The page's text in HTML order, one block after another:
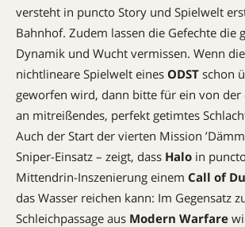
versteht in puncto Story und Spielwelt
Bahnhof. Zudem lassen die Gefechte die
Dynamik und Wucht vermissen. Wenn
nichtlineare Spielwelt eines ODST schon
geworfen wird, dann bitte für ein von der
an mitreißendes, perfekt getimtes
Auch der Start der vierten Mission
Sniper-Einsatz – zeigt, dass Halo in
Mittendrin-Inszenierung einem Call of
das Wasser reichen kann: Im Gegensatz
Schleichpassage aus Modern War­fare